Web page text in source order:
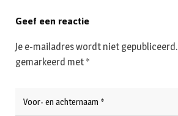
Geef een reactie
Je e-mailadres wordt niet gepubliceerd.
gemarkeerd met *